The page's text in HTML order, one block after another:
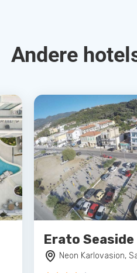
Andere
Erato
Neon Karlovasion,